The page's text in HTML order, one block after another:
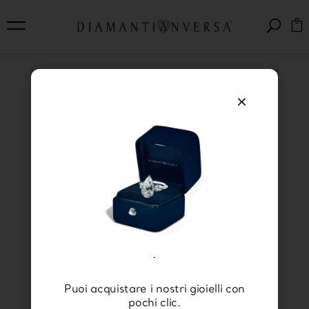
Regali preziosi per San
Valentino: cosa regalare
nel giorno più romantico
dell’anno
Puoi acquistare i nostri gioielli con
pochi clic.
×
.